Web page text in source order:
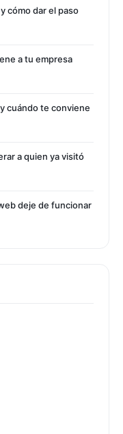
cómo dar el paso
a tu empresa
cuándo te conviene
a quien ya visitó
deje de funcionar